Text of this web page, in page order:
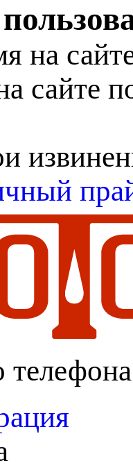
на
сайте